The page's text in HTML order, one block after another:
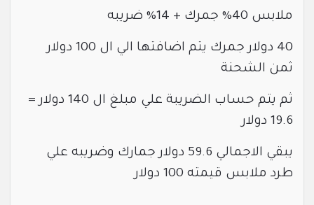
ملابس 40% جمرك + 14% ضريبه
40 دولار جمرك يتم اضافتها الي ال 100 دولار
ثمن الشحنة
ثم يتم حساب الضريبة علي مبلغ ال 140 دولار =
19.6 دولار
يبقي الاجمالي 59.6 دولار جمارك وضريبه علي
طرد ملابس قيمته 100 دولار